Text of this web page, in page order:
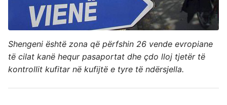
Shengeni është zona që përfshin 26 vende evropiane
të cilat kanë hequr pasaportat dhe çdo lloj tjetër të
kontrollit kufitar në kufijtë e tyre të ndërsjella.